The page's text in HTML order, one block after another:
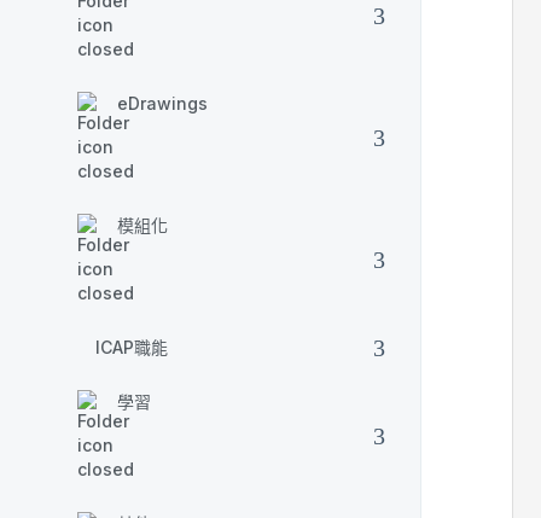
eDrawings
模組化
ICAP職能
學習